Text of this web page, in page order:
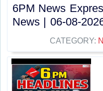
6PM News
News | 06-08-
CATEGORY: